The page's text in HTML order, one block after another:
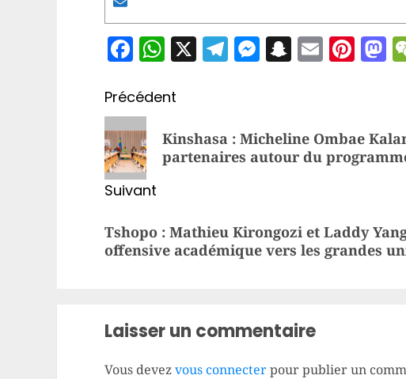
Facebook
WhatsApp
X Telegram
Messenger
Email
Navigation
d’article
Précédent
Article
précédent:Kinshasa : Micheline Ombae
partenaires autour du
Suivant
suivant:
Tshopo : Mathieu Kirongozi et Laddy
offensive académique vers les grandes
Laisser un commentaire
Vous devezvous connecterpour publier un